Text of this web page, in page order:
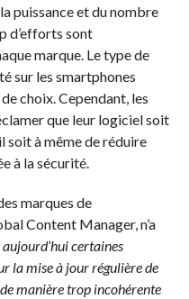
puissance et du nombre
d’efforts sont
marque. Le type de
sur les smartphones
choix. Cependant, les
que leur logiciel soit
soit à même de réduire
à la sécurité.
marques de
Content Manager, n’a
aujourd’hui certaines
la mise à jour régulière de
manière trop incohérente